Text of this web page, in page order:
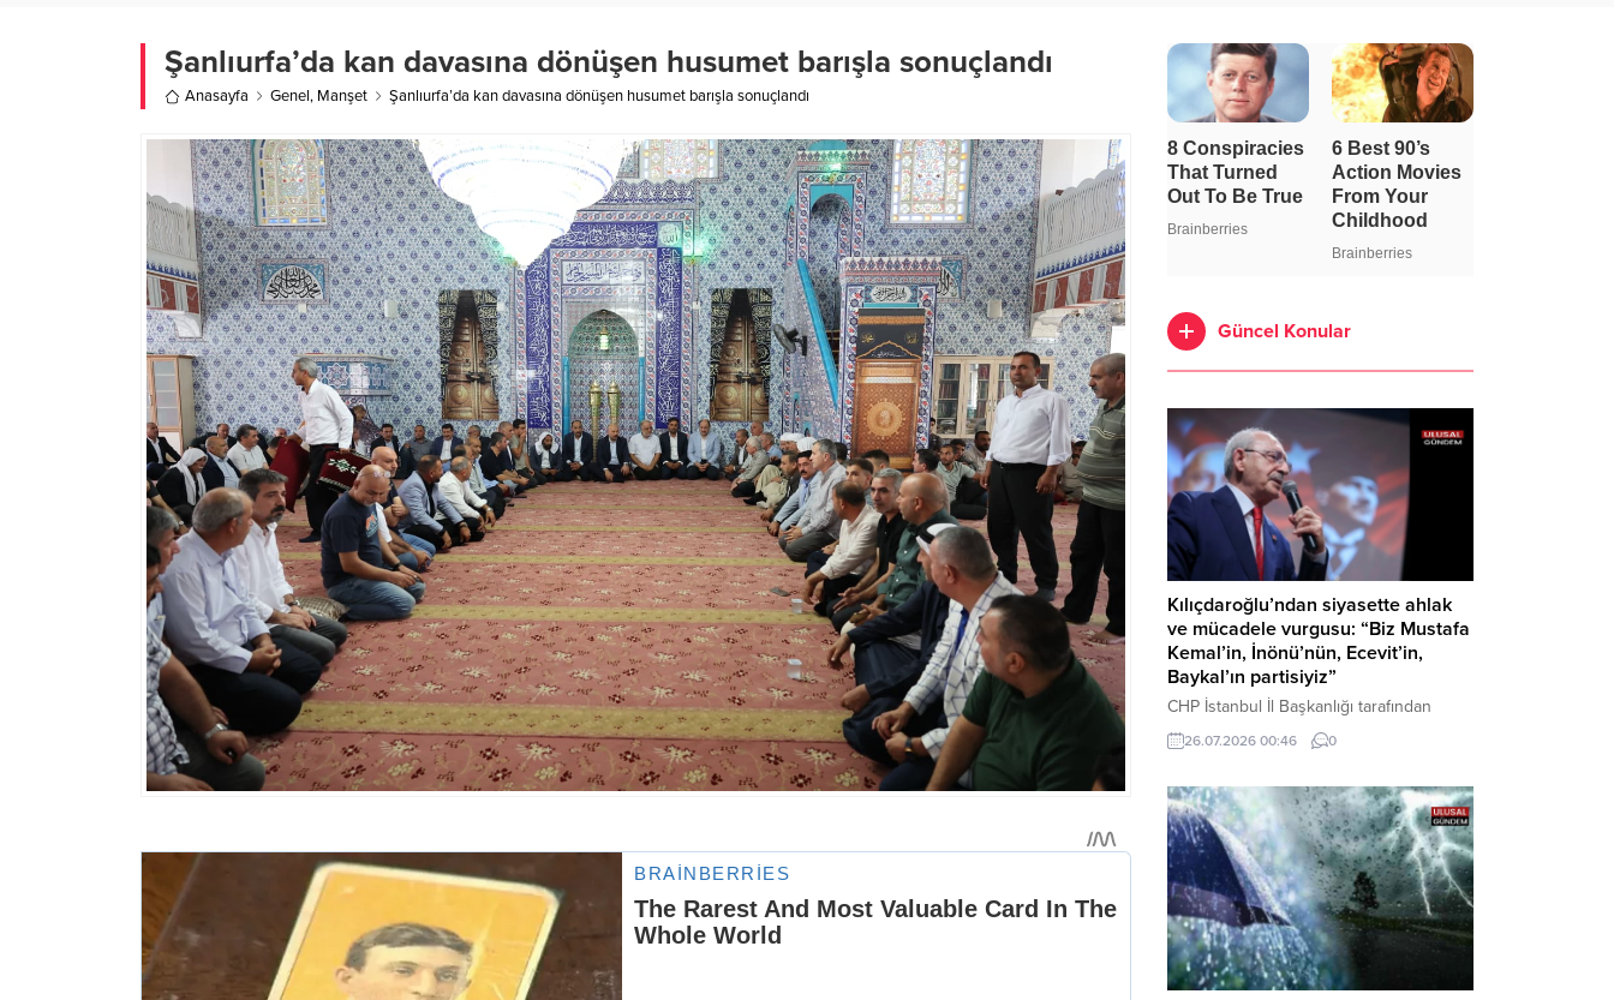
Şanlıurfa’da kan davasına dönüşen husumet barışla sonuçlandı
Anasayfa Genel, Manşet Şanlıurfa’da kan davasına dönüşen husumet barışla sonuçlandı
Güncel Konular
Kılıçdaroğlu’ndan siyasette ahlak
ve mücadele vurgusu: “Biz Mustafa
Kemal’in, İnönü’nün, Ecevit’in,
Baykal’ın partisiyiz”
CHP İstanbul İl Başkanlığı tarafından
düzenlenen Üye Katılım Töreni’nde
konuşan Kemal Kılıçdaroğlu; partinin
beşli çetelerle mücadeleden Aile
Destekleri Sigortası’na kadar birçok kritik
konuda sert ve net mesajlar verdi. Haber
Merkezi – CHP Genel Başkanı Kemal
Kılıçdaroğlu, Rauf Denktaş Kültür
Merkezi’nde gerçekleştirilen ve yeni
üyelere rozetlerinin takıldığı...
26.07.2026 00:46 0